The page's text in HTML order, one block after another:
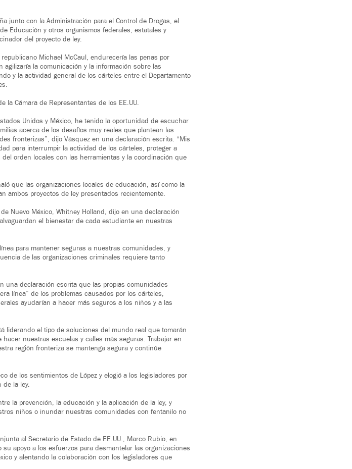
junto con la Administración para el Control de Drogas, el
Educación y otros organismos federales, estatales y
del proyecto de ley.
Michael McCaul, endurecería las penas por
la comunicación y la información sobre las
y la actividad general de los cárteles entre el Departamento
la Cámara de Representantes de los EE.UU.
Unidos y México, he tenido la oportunidad de escuchar
acerca de los desafíos muy reales que plantean las
fronterizas”, dijo Vásquez en una declaración escrita. “Mis
para interrumpir la actividad de los cárteles, proteger a
orden locales con las herramientas y la coordinación que
que las organizaciones locales de educación, así como la
ambos proyectos de ley presentados recientemente.
Nuevo México, Whitney Holland, dijo en una declaración
el bienestar de cada estudiante en nuestras
para mantener seguras a nuestras comunidades, y
de las organizaciones criminales requiere tanto
una declaración escrita que las propias comunidades
línea” de los problemas causados por los cárteles,
ayudarían a hacer más seguros a los niños y a las
liderando el tipo de soluciones del mundo real que tomarán
nuestras escuelas y calles más seguras. Trabajar en
región fronteriza se mantenga segura y continúe
de los sentimientos de López y elogió a los legisladores por
de la ley.
la prevención, la educación y la aplicación de la ley, y
niños o inundar nuestras comunidades con fentanilo no
al Secretario de Estado de EE.UU., Marco Rubio, en
apoyo a los esfuerzos para desmantelar las organizaciones
y alentando la colaboración con los legisladores que